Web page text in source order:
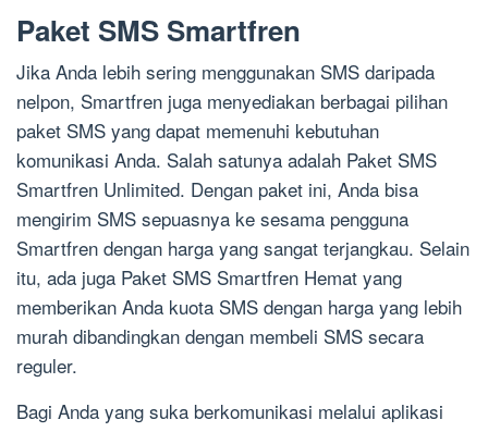
Paket SMS Smartfren
Jika Anda lebih sering menggunakan SMS daripada
nelpon, Smartfren juga menyediakan berbagai pilihan
paket SMS yang dapat memenuhi kebutuhan
komunikasi Anda. Salah satunya adalah Paket SMS
Smartfren Unlimited. Dengan paket ini, Anda bisa
mengirim SMS sepuasnya ke sesama pengguna
Smartfren dengan harga yang sangat terjangkau. Selain
itu, ada juga Paket SMS Smartfren Hemat yang
memberikan Anda kuota SMS dengan harga yang lebih
murah dibandingkan dengan membeli SMS secara
reguler.
Bagi Anda yang suka berkomunikasi melalui aplikasi